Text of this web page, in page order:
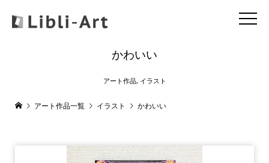
かわいい
アート作品, イラスト
アート作品一覧 イラスト かわいい